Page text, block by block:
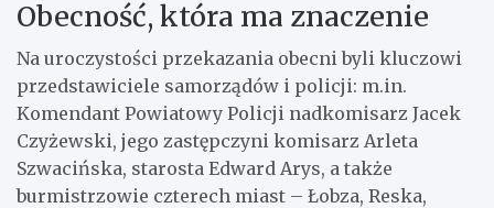
Obecność, która ma znaczenie
Na uroczystości przekazania obecni byli kluczowi
przedstawiciele samorządów i policji: m.in.
Komendant Powiatowy Policji nadkomisarz Jacek
Czyżewski, jego zastępczyni komisarz Arleta
Szwacińska, starosta Edward Arys, a także
burmistrzowie czterech miast – Łobza, Reska,